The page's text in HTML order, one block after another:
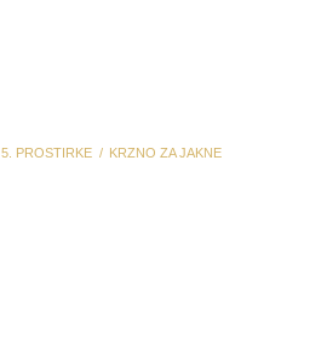
5. PROSTIRKE KRZNO ZA JAKNE